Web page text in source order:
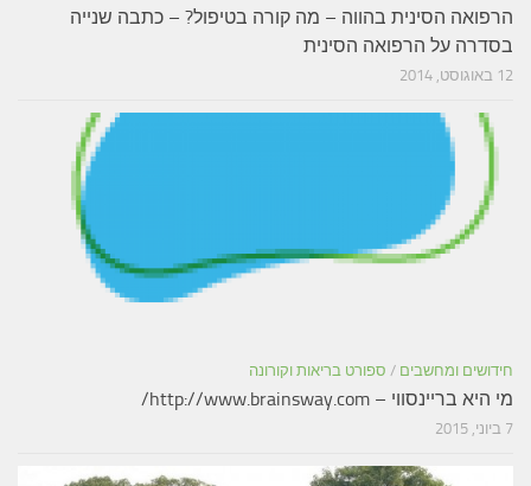
הרפואה הסינית בהווה – מה קורה בטיפול? – כתבה שנייה
בסדרה על הרפואה הסינית
12 באוגוסט, 2014
חידושים ומחשבים / ספורט בריאות וקורונה
מי היא בריינסווי – http://www.brainsway.com/
7 ביוני, 2015